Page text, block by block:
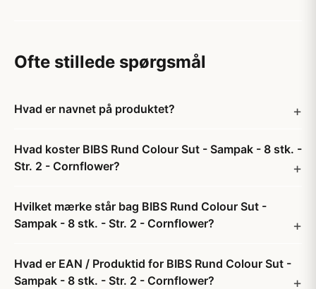
Ofte stillede spørgsmål
Hvad er navnet på produktet?
Hvad koster BIBS Rund Colour Sut - Sampak - 8 stk. -
Str. 2 - Cornflower?
Hvilket mærke står bag BIBS Rund Colour Sut -
Sampak - 8 stk. - Str. 2 - Cornflower?
Hvad er EAN / Produktid for BIBS Rund Colour Sut -
Sampak - 8 stk. - Str. 2 - Cornflower?